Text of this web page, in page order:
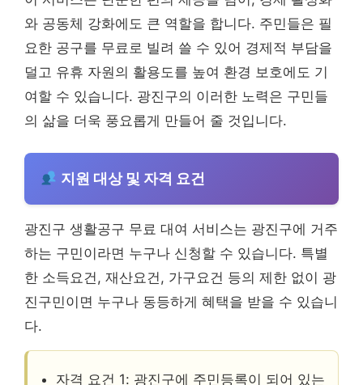
와 공동체 강화에도 큰 역할을 합니다. 주민들은 필
요한 공구를 무료로 빌려 쓸 수 있어 경제적 부담을
덜고 유휴 자원의 활용도를 높여 환경 보호에도 기
여할 수 있습니다. 광진구의 이러한 노력은 구민들
의 삶을 더욱 풍요롭게 만들어 줄 것입니다.
지원 대상 및 자격 요건
광진구 생활공구 무료 대여 서비스는 광진구에 거주
하는 구민이라면 누구나 신청할 수 있습니다. 특별
한 소득요건, 재산요건, 가구요건 등의 제한 없이 광
진구민이면 누구나 동등하게 혜택을 받을 수 있습니
다.
자격 요건 1: 광진구에 주민등록이 되어 있는